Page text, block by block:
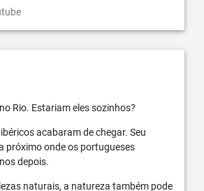
Rio. Estariam eles sozinhos?
acabaram de chegar. Seu
próximo onde os portugueses
depois.
naturais, a natureza também pode